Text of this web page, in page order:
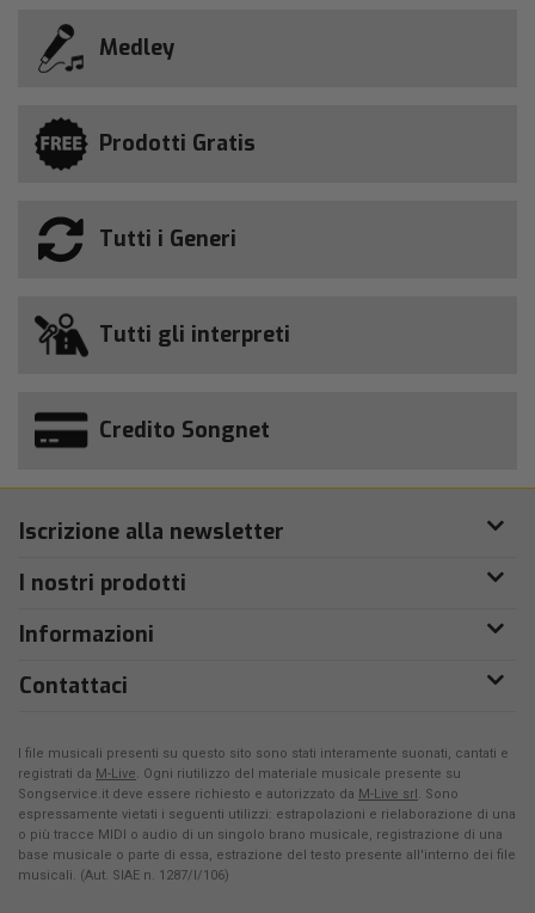
Medley
Prodotti Gratis
Tutti i Generi
Tutti gli interpreti
Credito Songnet
Iscrizione alla newsletter
I nostri prodotti
Informazioni
Contattaci
I file musicali presenti su questo sito sono stati interamente suonati, cantati e
registrati da M-Live. Ogni riutilizzo del materiale musicale presente su
Songservice.it deve essere richiesto e autorizzato da M-Live srl. Sono
espressamente vietati i seguenti utilizzi: estrapolazioni e rielaborazione di una
o più tracce MIDI o audio di un singolo brano musicale, registrazione di una
base musicale o parte di essa, estrazione del testo presente all'interno dei file
musicali. (Aut. SIAE n. 1287/I/106)